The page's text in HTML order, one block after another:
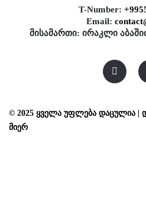
T-Number:
Email:
მისამართი: ირაკლი
© 2025 ყველა უფლება დაცულია |
მიერ